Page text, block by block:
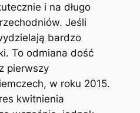
i na długo
Jeśli
bardzo
To odmiana dość
pierwszy
w roku 2015.
kwitnienia